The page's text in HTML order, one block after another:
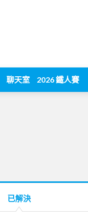
聊天室 2026 鐵人賽
已解決